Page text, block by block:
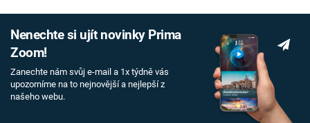
Nenechte si ujít novinky Prima
Zoom!
Zanechte nám svůj e-mail a 1x týdně vás
upozorníme na to nejnovější a nejlepší z
našeho webu.